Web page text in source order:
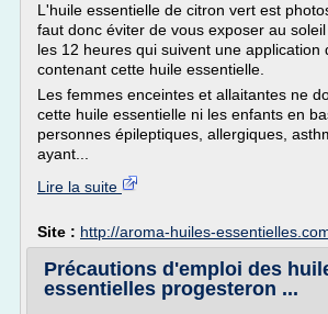
L'huile essentielle de citron vert est
faut donc éviter de vous exposer au
les 12 heures qui suivent une application
contenant cette huile essentielle.
Les femmes enceintes et allaitantes ne
cette huile essentielle ni les enfants en
personnes épileptiques, allergiques,
ayant...
Lire la suite
Site : http://aroma-huiles-
Précautions d'emploi des
essentielles progesteron ...